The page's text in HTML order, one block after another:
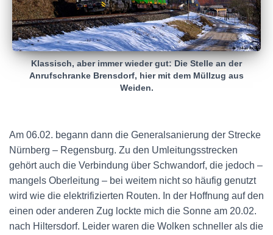
Klassisch, aber immer wieder gut: Die Stelle an der
Anrufschranke Brensdorf, hier mit dem Müllzug aus
Weiden.
Am 06.02. begann dann die Generalsanierung der Strecke
Nürnberg – Regensburg. Zu den Umleitungsstrecken
gehört auch die Verbindung über Schwandorf, die jedoch –
mangels Oberleitung – bei weitem nicht so häufig genutzt
wird wie die elektrifizierten Routen. In der Hoffnung auf den
einen oder anderen Zug lockte mich die Sonne am 20.02.
nach Hiltersdorf. Leider waren die Wolken schneller als die